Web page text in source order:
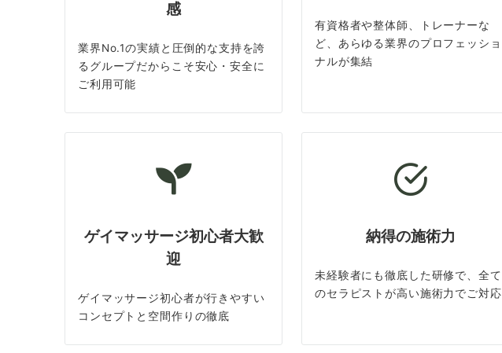
感
業界No.1の実績と圧倒的な支持を誇
るグループだからこそ安心・安全に
ご利用可能
有資格者や整体師、トレーナーな
ど、あらゆる業界のプロフェッショ
ナルが集結
ゲイマッサージ初心者大歓
迎
ゲイマッサージ初心者が行きやすい
コンセプトと空間作りの徹底
納得の施術力
未経験者にも徹底した研修で、全て
のセラピストが高い施術力でご対応